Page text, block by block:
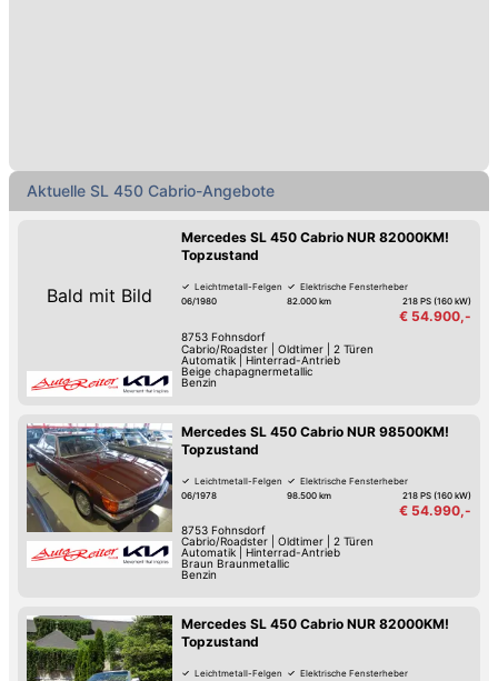
Aktuelle SL 450 Cabrio-Angebote
Bald mit Bild
Mercedes SL 450 Cabrio NUR 82000KM!
Topzustand
Leichtmetall-Felgen
Elektrische Fensterheber
06/1980
82.000 km 218 PS (160 kW)
€ 54.900,-
8753 Fohnsdorf
Cabrio/Roadster| Oldtimer|
2 Türen
Automatik| Hinterrad-Antrieb
Beige chapagnermetallic
Benzin
Mercedes SL 450 Cabrio NUR 98500KM!
Topzustand
Leichtmetall-Felgen
Elektrische Fensterheber
06/1978
98.500 km 218 PS (160 kW)
€ 54.990,-
8753 Fohnsdorf
Cabrio/Roadster| Oldtimer|
2 Türen
Automatik|
Hinterrad-Antrieb
Braun Braunmetallic
Benzin
Mercedes SL 450 Cabrio NUR 82000KM!
Topzustand
Leichtmetall-Felgen
Elektrische Fensterheber